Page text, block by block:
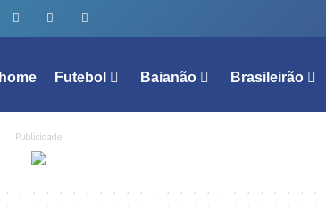
home Futebol Baianão Brasileirão
Publicidade